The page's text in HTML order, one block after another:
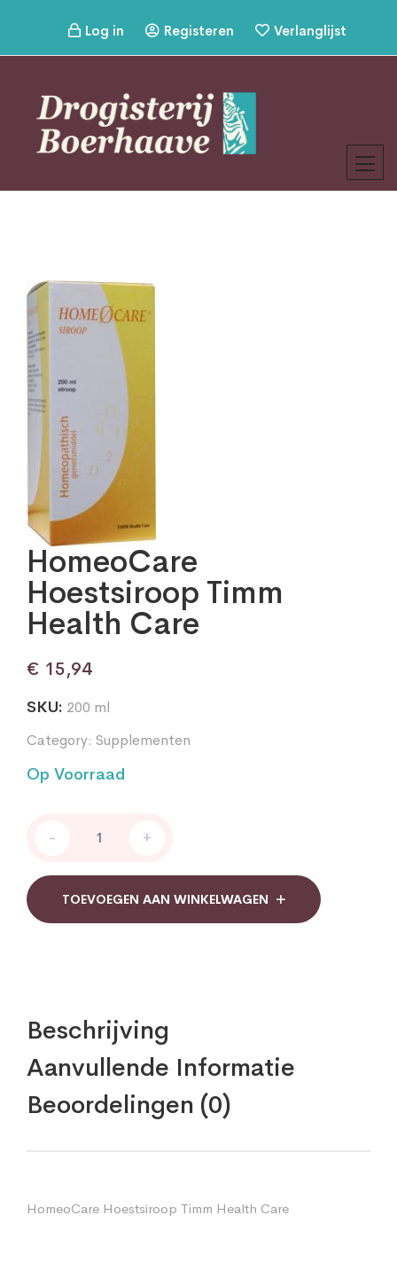
Log in Registeren Verlanglijst
HomeoCare
Hoestsiroop Timm
Health Care
€ 15,94
SKU: 200 ml
Category: Supplementen
Op Voorraad
Hoestsiroop
Health
Care
quantity
- +
TOEVOEGEN AAN WINKELWAGEN
Beschrijving
Aanvullende Informatie
Beoordelingen (0)
HomeoCare Hoestsiroop Timm Health Care